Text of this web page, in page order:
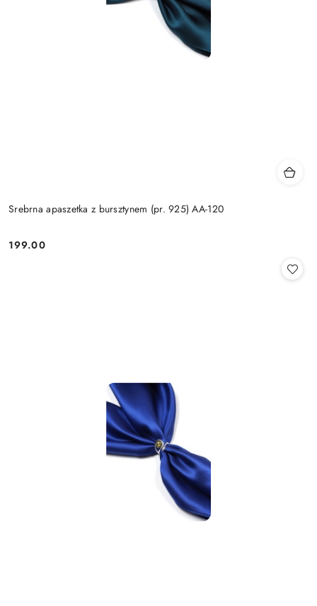
Srebrna apaszetka z bursztynem (pr. 925) AA-120
Cena:
199.00